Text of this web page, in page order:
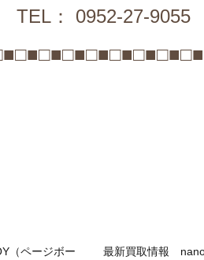
TEL： 0952-27-9055
（ページボー
最新買取情報